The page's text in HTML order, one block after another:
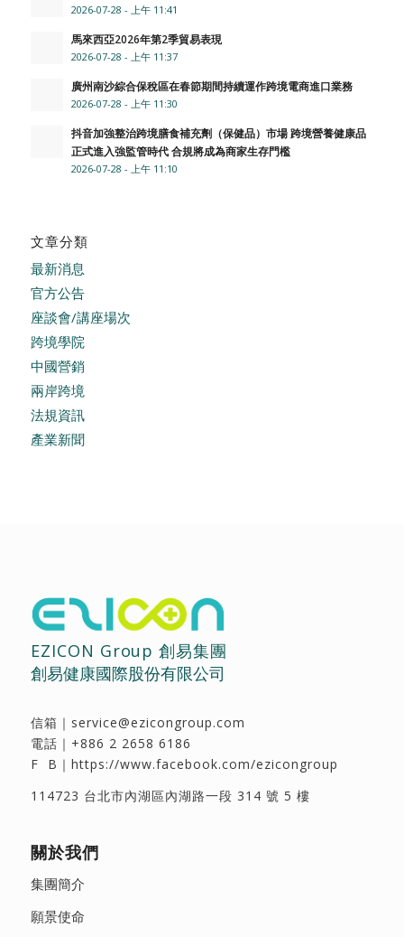
2026-07-28 - 上午 11:41
馬來西亞2026年第2季貿易表現
2026-07-28 - 上午 11:37
廣州南沙綜合保稅區在春節期間持續運作跨境電商進口業務
2026-07-28 - 上午 11:30
抖音加強整治跨境膳食補充劑（保健品）市場 跨境營養健康品
正式進入強監管時代 合規將成為商家生存門檻
2026-07-28 - 上午 11:10
文章分類
最新消息
官方公告
座談會/講座場次
跨境學院
中國營銷
兩岸跨境
法規資訊
產業新聞
EZICON Group 創易集團
創易健康國際股份有限公司
信箱｜ service@ezicongroup.com
電話｜ +886 2 2658 6186
F B｜ https://www.facebook.com/ezicongroup
114723 台北市內湖區內湖路一段 314 號 5 樓
關於我們
集團簡介
願景使命